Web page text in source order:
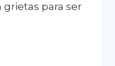
para ser